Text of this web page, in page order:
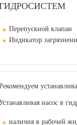
Перепускной клапан
Индикатор
насос в
наличия в рабочей